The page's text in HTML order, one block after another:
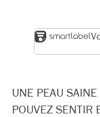
UNE PEAU
POUVEZ SENTIR